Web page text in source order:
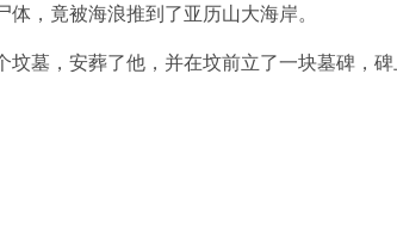
，竟被海浪推到了亚历山大海岸。
墓，安葬了他，并在坟前立了一块墓碑，碑